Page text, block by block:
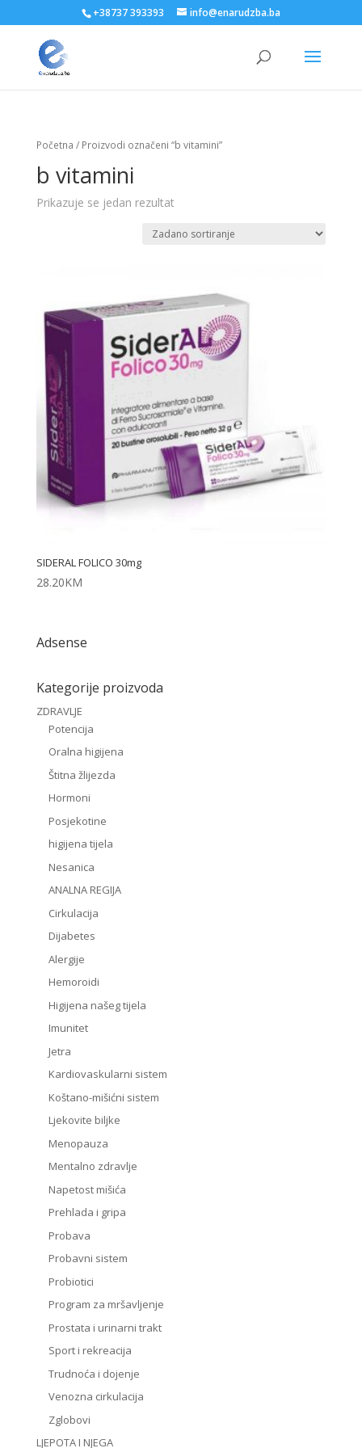
+38737 393393 info@enarudzba.ba
Početna / Proizvodi označeni “b vitamini”
b vitamini
Prikazuje se jedan rezultat
SIDERAL FOLICO 30mg
28.20KM
Adsense
Kategorije proizvoda
ZDRAVLJE
Potencija
Oralna higijena
Štitna žlijezda
Hormoni
Posjekotine
higijena tijela
Nesanica
ANALNA REGIJA
Cirkulacija
Dijabetes
Alergije
Hemoroidi
Higijena našeg tijela
Imunitet
Jetra
Kardiovaskularni sistem
Koštano-mišićni sistem
Ljekovite biljke
Menopauza
Mentalno zdravlje
Napetost mišića
Prehlada i gripa
Probava
Probavni sistem
Probiotici
Program za mršavljenje
Prostata i urinarni trakt
Sport i rekreacija
Trudnoća i dojenje
Venozna cirkulacija
Zglobovi
LJEPOTA I NJEGA